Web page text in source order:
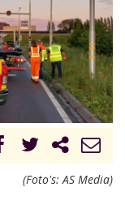
Volgend uur
(Foto's: AS Media)